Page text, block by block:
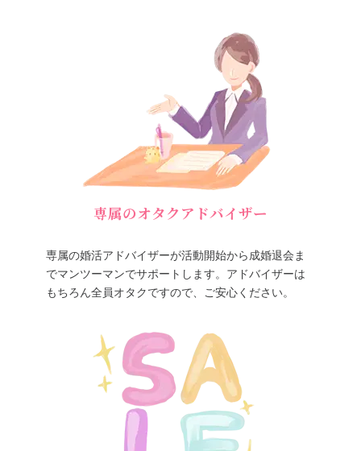
専属のオタクアドバイザー
専属の婚活アドバイザーが活動開始から成婚退会ま
でマンツーマンでサポートします。アドバイザーは
もちろん全員オタクですので、ご安心ください。